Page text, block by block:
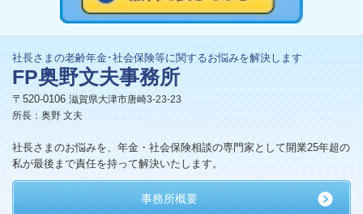
社長さまの老齢年金･社会保険等に関するお悩みを解決します
FP奥野文夫事務所
〒520-0106 滋賀県大津市唐崎3-23-23
所長：奥野 文夫
社長さまのお悩みを、年金・社会保険相談の専門家として開業25年超の
私が最後まで責任を持って解決いたします。
事務所概要